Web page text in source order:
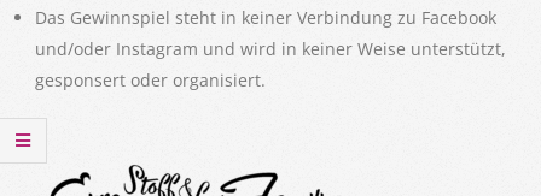
Das Gewinnspiel steht in keiner Verbindung zu Facebook
und/oder Instagram und wird in keiner Weise unterstützt,
gesponsert oder organisiert.